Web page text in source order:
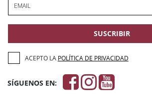
EMAIL
SUSCRIBIR
ACEPTO LA POLÍTICA DE PRIVACIDAD
SÍGUENOS EN: